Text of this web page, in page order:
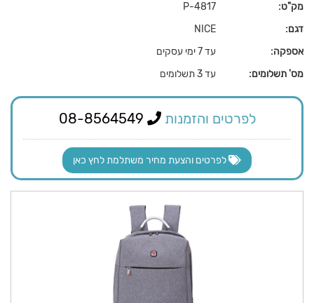
מק"ט:
P-4817
דגם:
NICE
אספקה:
עד 7 ימי עסקים
מס' תשלומים:
עד 3 תשלומים
לפרטים והזמנות
לפרטים והצעת מחיר משתלמת לחץ כאן